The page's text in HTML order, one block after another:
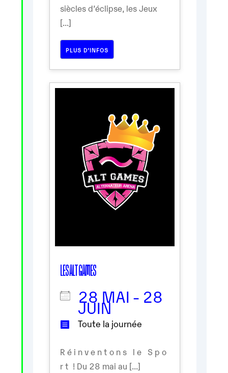
siècles d’éclipse, les Jeux
[...]
PLUS D’INFOS
LES ALT GAMES
28 MAI - 28
JUIN
Toute la journée
R é i n v e n t o n s l e S p o
r t ! Du 28 mai au [...]